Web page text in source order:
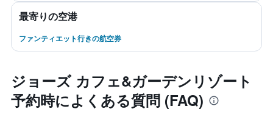
最寄りの空港
ファンティエット行きの航空券
ジョーズ カフェ&ガーデンリゾート
予約時によくある質問 (FAQ)